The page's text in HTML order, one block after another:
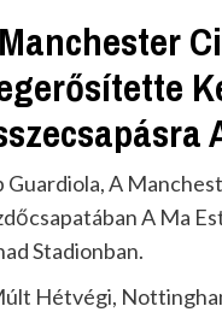
Guardiola, A
A Ma
Stadionban.
Hétvégi,